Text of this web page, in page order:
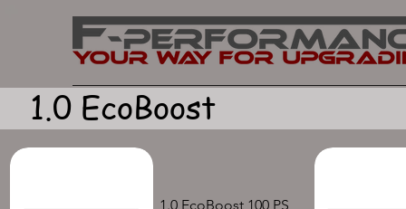
1.0 EcoBoost
1.0 EcoBoost 100 PS